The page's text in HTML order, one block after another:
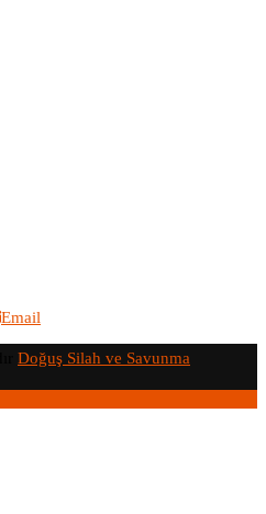
Email
Doğuş Silah ve Savunma